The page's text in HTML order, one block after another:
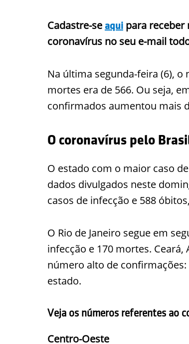
Cadastre-se aqui para receber
coronavírus no seu e-mail
Na última segunda-feira (6),
mortes era de 566. Ou seja,
confirmados aumentou mais
O coronavírus pelo
O estado com o maior caso
dados divulgados neste
casos de infecção e 588
O Rio de Janeiro segue em
infecção e 170 mortes.
número alto de
estado.
Veja os números referentes ao
Centro-Oeste